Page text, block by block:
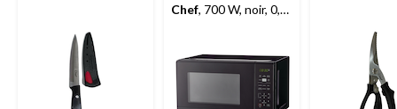
Chef, 700 W, noir, 0,7